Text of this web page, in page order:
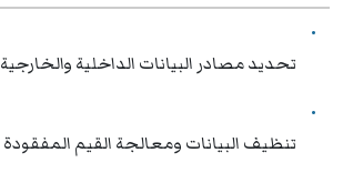
تحديد مصادر البيانات الداخلية والخارجية
تنظيف البيانات ومعالجة القيم المفقودة